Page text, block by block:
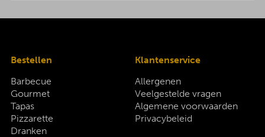
Bestellen
Barbecue
Gourmet
Tapas
Pizzarette
Dranken
Klantenservice
Allergenen
Veelgestelde vragen
Algemene voorwaarden
Privacybeleid